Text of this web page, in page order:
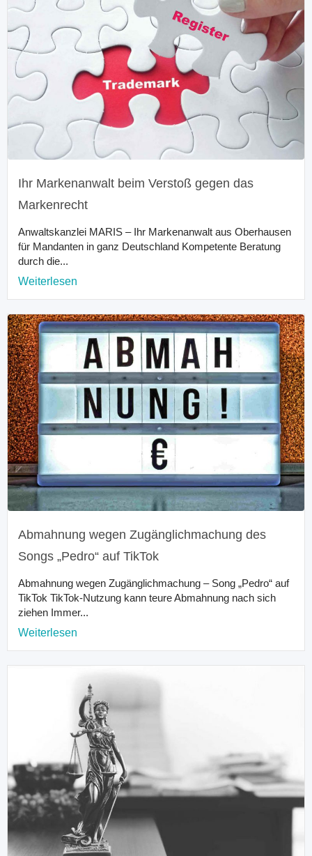
Ihr Markenanwalt beim Verstoß gegen das
Markenrecht
Anwaltskanzlei MARIS – Ihr Markenanwalt aus Oberhausen
für Mandanten in ganz Deutschland Kompetente Beratung
durch die...
Weiterlesen
Abmahnung wegen Zugänglichmachung des
Songs „Pedro“ auf TikTok
Abmahnung wegen Zugänglichmachung – Song „Pedro“ auf
TikTok TikTok-Nutzung kann teure Abmahnung nach sich
ziehen Immer...
Weiterlesen